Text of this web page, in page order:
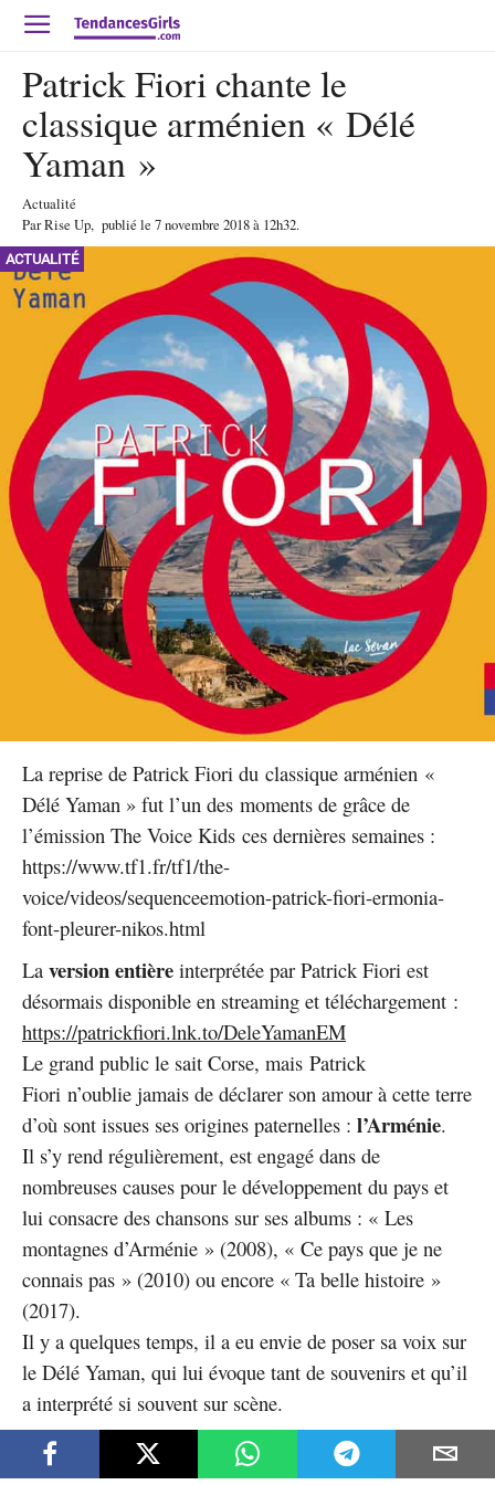
Patrick Fiori chante le
classique arménien « Délé
Yaman »
Actualité
ParRise Up, publié le 7 novembre 2018à 12h32.
ACTUALITÉ
La reprise de Patrick Fiori du classique arménien «
Délé Yaman » fut l’un des moments de grâce de
l’émission The Voice Kids ces dernières semaines :
https://www.tf1.fr/tf1/the-
voice/videos/sequenceemotion-patrick-fiori-ermonia-
font-pleurer-nikos.html
La version entière interprétée par Patrick Fiori est
désormais disponible en streaming et téléchargement :
https://patrickfiori.lnk.to/DeleYamanEM
Le grand public le sait Corse, mais Patrick
Fiori n’oublie jamais de déclarer son amour à cette terre
d’où sont issues ses origines paternelles : l’Arménie.
Il s’y rend régulièrement, est engagé dans de
nombreuses causes pour le développement du pays et
lui consacre des chansons sur ses albums : « Les
montagnes d’Arménie » (2008), « Ce pays que je ne
connais pas » (2010) ou encore « Ta belle histoire »
(2017).
Il y a quelques temps, il a eu envie de poser sa voix sur
le Délé Yaman, qui lui évoque tant de souvenirs et qu’il
a interprété si souvent sur scène.